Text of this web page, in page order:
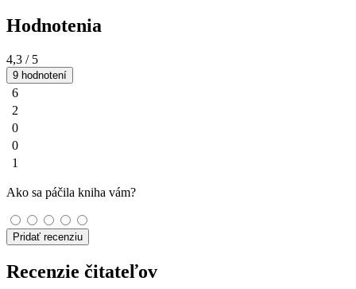
Hodnotenia
4,3 / 5
9 hodnotení
6
2
0
0
1
Ako sa páčila kniha vám?
Pridať recenziu
Recenzie čitateľov